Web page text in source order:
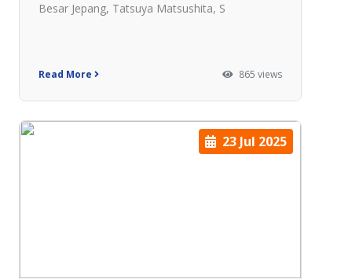
Besar Jepang, Tatsuya Matsushita, S
Read More 865 views
23 Jul 2025